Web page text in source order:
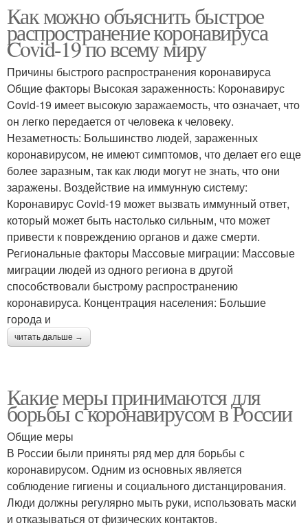
Как можно объяснить быстрое
распространение коронавируса
Covid-19 по всему миру
Причины быстрого распространения коронавируса
Общие факторы Высокая зараженность: Коронавирус
Covid-19 имеет высокую заражаемость, что означает, что
он легко передается от человека к человеку.
Незаметность: Большинство людей, зараженных
коронавирусом, не имеют симптомов, что делает его еще
более заразным, так как люди могут не знать, что они
заражены. Воздействие на иммунную систему:
Коронавирус Covid-19 может вызвать иммунный ответ,
который может быть настолько сильным, что может
привести к повреждению органов и даже смерти.
Региональные факторы Массовые миграции: Массовые
миграции людей из одного региона в другой
способствовали быстрому распространению
коронавируса. Концентрация населения: Большие
города и
читать дальше →
Какие меры принимаются для
борьбы с коронавирусом в России
Общие меры
В России были приняты ряд мер для борьбы с
коронавирусом. Одним из основных является
соблюдение гигиены и социального дистанцирования.
Люди должны регулярно мыть руки, использовать маски
и отказываться от физических контактов.